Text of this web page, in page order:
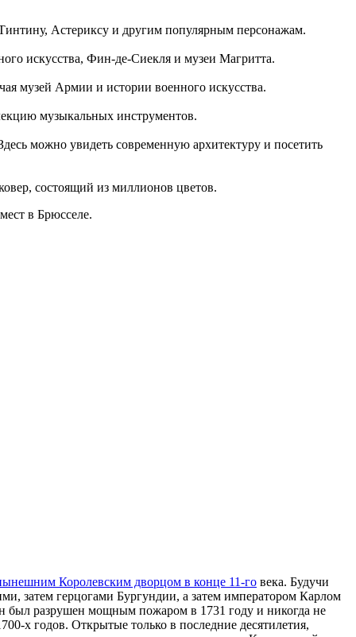
Астериксу и другим популярным персонажам.
искусства, Фин-де-Сиекля и музеи Магритта.
музей Армии и истории военного искусства.
музыкальных инструментов.
можно увидеть современную архитектуру и посетить
состоящий из миллионов цветов.
в Брюсселе.
Королевским дворцом в конце 11-го века. Будучи
затем герцогами Бургундии, а затем императором Карлом
был разрушен мощным пожаром в 1731 году и никогда не
х годов. Открытые только в последние десятилетия,